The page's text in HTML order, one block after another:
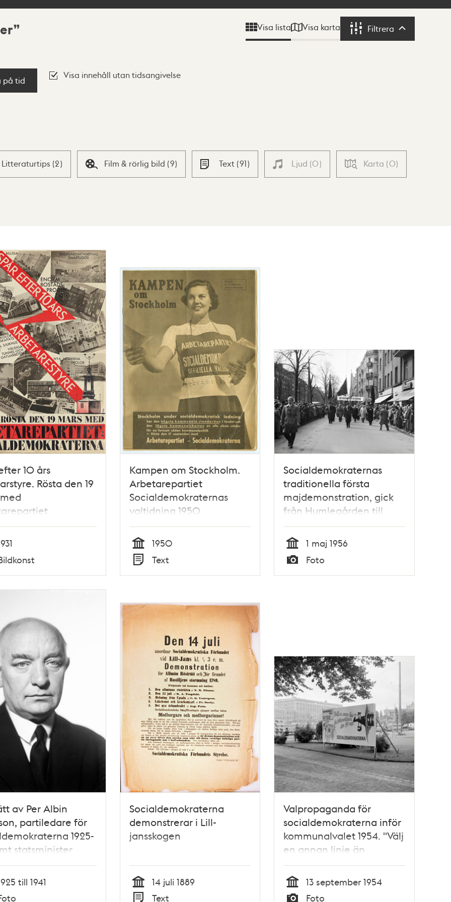
Visa lista Visa karta Filtrera Filtrera
på tid
Visa innehåll utan tidsangivelse
Litteraturtips (2) Film & rörlig bild (9) Text (91) Ljud (0) Karta (0)
10 års
Rösta den 19
Kampen om Stockholm.
Arbetarepartiet
Socialdemokraternas
valtidning 1950
Tid
1950
Text
Socialdemokraternas
traditionella första
majdemonstration, gick
från Humlegården till
Gärdet
Tid
1 maj 1956
Foto
av Per Albin
partiledare för
1925-
statsminister
och 1936-46
till 1941
Socialdemokraterna
demonstrerar i Lill-
jansskogen
Tid
14 juli 1889
Text
Valpropaganda för
socialdemokraterna inför
kommunalvalet 1954. "Välj
en annan linje än
Folkpartiet den 19
september."
Tid
13 september 1954
Foto